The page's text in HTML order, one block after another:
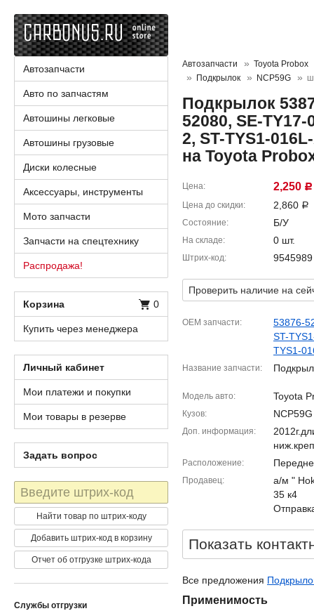
Автозапчасти
Toyota Probox
Подкрылок
NCP59G
Подкрылок
52080, SE-TY17-
2, ST-TYS1-
на Toyota
Цена 2,250 Р
Цена до скидки 2,860 Р
Состояние Б/У
На складе 0 шт.
Штрих-код 9545989
Проверить наличие на
OEM запчасти
53876-
ST-
TYS1-
Название запчасти
Модель авто Toyota
Кузов NCP59G
Доп. информация
Расположение
Продавец
а/м "
35 к4
Показать
Все предложения
Применимость
Автозапчасти
Авто по запчастям
Автошины легковые
Автошины грузовые
Диски колесные
Аксессуары, инструменты
Мото запчасти
Запчасти на спецтехнику
Распродажа!
Корзина 0
Купить через менеджера
Личный кабинет
Мои платежи и покупки
Мои товары в резерве
Задать вопрос
Штрих-
код
Найти товар по штрих-коду
Добавить штрих-код в корзину
Отчет об отгрузке штрих-кода
Службы отгрузки